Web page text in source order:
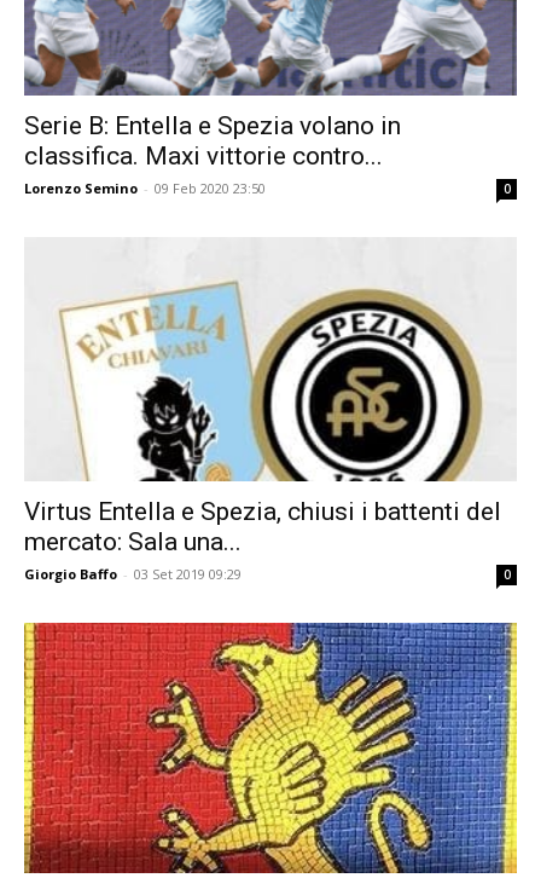
Serie B: Entella e Spezia volano in
classifica. Maxi vittorie contro...
Lorenzo Semino - 09 Feb 2020 23:50 0
Virtus Entella e Spezia, chiusi i battenti del
mercato: Sala una...
Giorgio Baffo - 03 Set 2019 09:29 0